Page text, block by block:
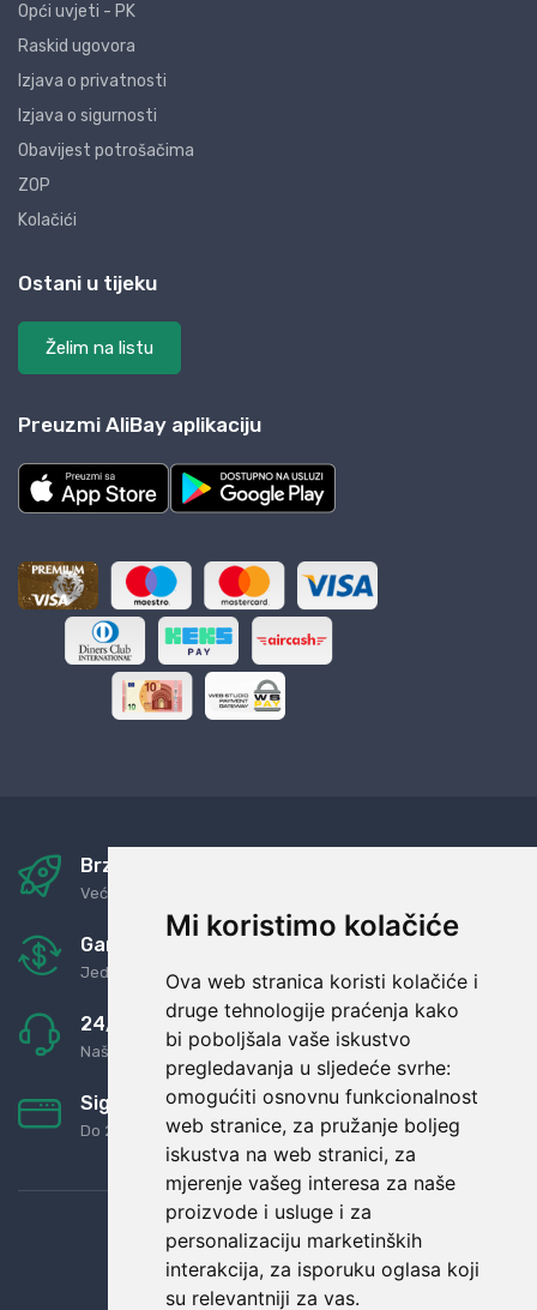
Mi koristimo kolačiće
Ova web stranica koristi kolačiće i
druge tehnologije praćenja kako
bi poboljšala vaše iskustvo
pregledavanja u sljedeće svrhe:
omogućiti osnovnu funkcionalnost
web stranice, za pružanje boljeg
iskustva na web stranici, za
mjerenje vašeg interesa za naše
proizvode i usluge i za
personalizaciju marketinških
interakcija, za isporuku oglasa koji
su relevantniji za vas.
Opći uvjeti - PK
Raskid ugovora
Izjava o privatnosti
Izjava o sigurnosti
Obavijest potrošačima
ZOP
Kolačići
Ostani u tijeku
Želim na listu
Preuzmi AliBay aplikaciju
Brza i sigurna dostava
Već za nekoliko dana kod vas
Garancija u povrat novaca
Jednostavno pravilo: Roba za novac
24/7 odlična podrška
Naši agenti uvijek na raspolaganju
Sigurno obročno plaćanje
Do 24 rata bez kamata